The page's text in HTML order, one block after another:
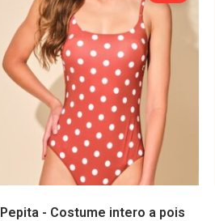
Pepita - Costume intero a pois